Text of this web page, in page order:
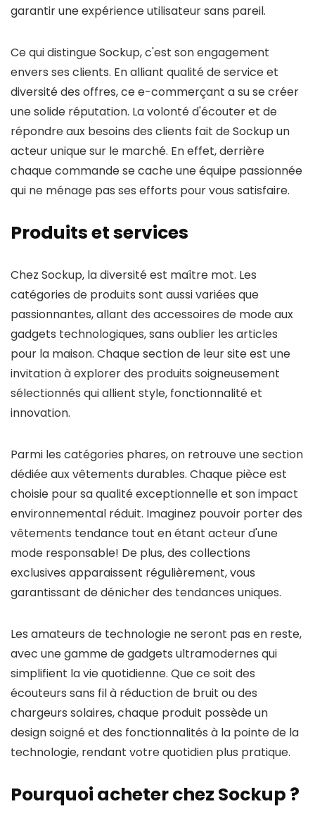
garantir une expérience utilisateur sans pareil.
Ce qui distingue Sockup, c'est son engagement
envers ses clients. En alliant qualité de service et
diversité des offres, ce e-commerçant a su se créer
une solide réputation. La volonté d'écouter et de
répondre aux besoins des clients fait de Sockup un
acteur unique sur le marché. En effet, derrière
chaque commande se cache une équipe passionnée
qui ne ménage pas ses efforts pour vous satisfaire.
Produits et services
Chez Sockup, la diversité est maître mot. Les
catégories de produits sont aussi variées que
passionnantes, allant des accessoires de mode aux
gadgets technologiques, sans oublier les articles
pour la maison. Chaque section de leur site est une
invitation à explorer des produits soigneusement
sélectionnés qui allient style, fonctionnalité et
innovation.
Parmi les catégories phares, on retrouve une section
dédiée aux vêtements durables. Chaque pièce est
choisie pour sa qualité exceptionnelle et son impact
environnemental réduit. Imaginez pouvoir porter des
vêtements tendance tout en étant acteur d'une
mode responsable! De plus, des collections
exclusives apparaissent régulièrement, vous
garantissant de dénicher des tendances uniques.
Les amateurs de technologie ne seront pas en reste,
avec une gamme de gadgets ultramodernes qui
simplifient la vie quotidienne. Que ce soit des
écouteurs sans fil à réduction de bruit ou des
chargeurs solaires, chaque produit possède un
design soigné et des fonctionnalités à la pointe de la
technologie, rendant votre quotidien plus pratique.
Pourquoi acheter chez Sockup ?